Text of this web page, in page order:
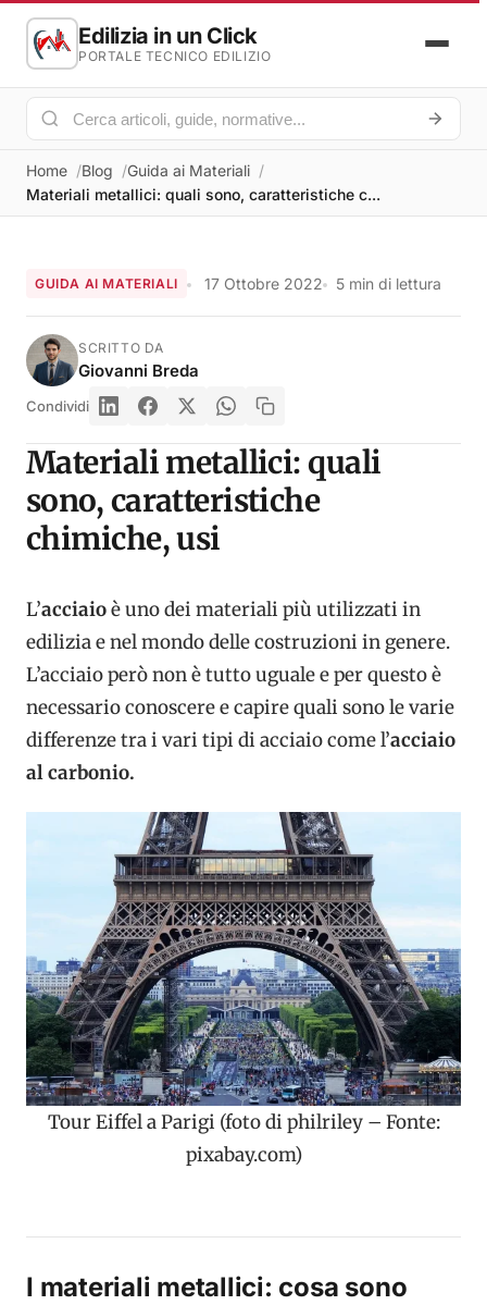
Edilizia in un Click
PORTALE TECNICO EDILIZIO
Home Blog
Guida ai Materiali
Materiali metallici: quali sono, caratteristiche c...
GUIDA AI MATERIALI 17 Ottobre 2022 5 min di lettura
SCRITTO DA
Giovanni Breda
Condividi
Materiali metallici: quali
sono, caratteristiche
chimiche, usi
L’acciaioè uno dei materiali più utilizzati in
edilizia e nel mondo delle costruzioni in genere.
L’acciaio però non è tutto uguale e per questo è
necessario conoscere e capire quali sono le varie
differenze tra i vari tipi di acciaio come l’acciaio
al carbonio.
Tour Eiffel a Parigi (foto di philriley – Fonte:
pixabay.com)
I materiali metallici: cosa sono